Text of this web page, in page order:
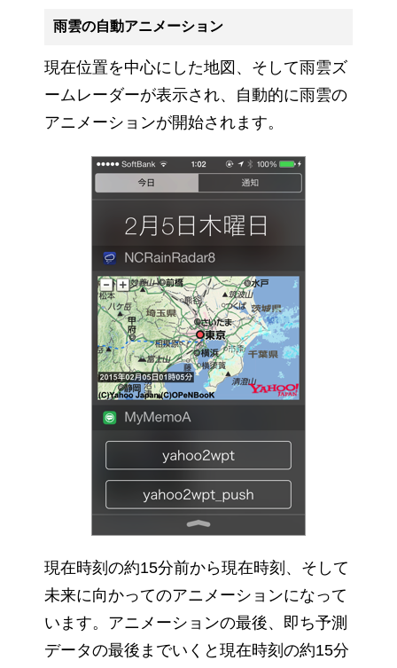
雨雲の自動アニメーション
現在位置を中心にした地図、そして雨雲ズ
ームレーダーが表示され、自動的に雨雲の
アニメーションが開始されます。
現在時刻の約15分前から現在時刻、そして
未来に向かってのアニメーションになって
います。アニメーションの最後、即ち予測
データの最後までいくと現在時刻の約15分